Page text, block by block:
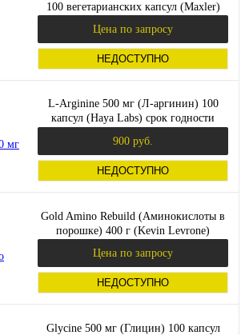
100 вегетарианских капсул (Maxler)
Цена по запросу
НЕДОСТУПНО
L-Arginine 500 мг (Л-аргинин) 100
капсул (Haya Labs) срок годности
900 руб.
НЕДОСТУПНО
Gold Amino Rebuild (Аминокислоты в
порошке) 400 г (Kevin Levrone)
Цена по запросу
НЕДОСТУПНО
Glycine 500 мг (Глицин) 100 капсул